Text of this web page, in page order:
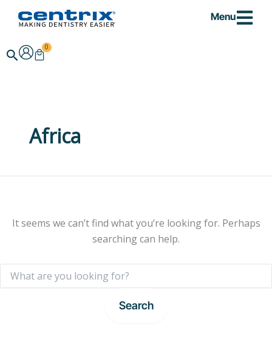
Search0
Warenkorb
Menu
Africa
It seems we can’t find what you’re looking for. Perhaps
searching can help.
for: